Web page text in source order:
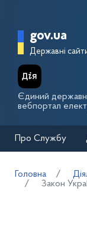
Головна
gov.ua
Державні
Єдиний
вебпортал
Про Службу
Головна
Закон